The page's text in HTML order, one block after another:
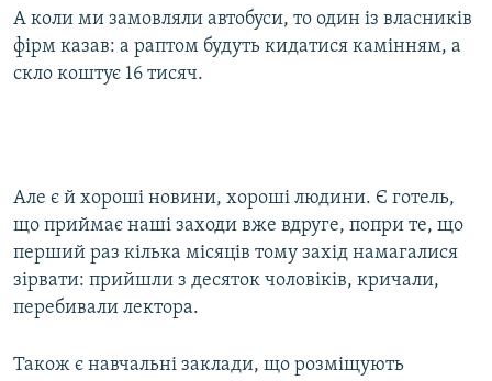
А коли ми замовляли автобуси, то один із власників
фірм казав: а раптом будуть кидатися камінням, а
скло коштує 16 тисяч.
Але є й хороші новини, хороші людини. Є готель,
що приймає наші заходи вже вдруге, попри те, що
перший раз кілька місяців тому захід намагалися
зірвати: прийшли з десяток чоловіків, кричали,
перебивали лектора.
Також є навчальні заклади, що розміщують